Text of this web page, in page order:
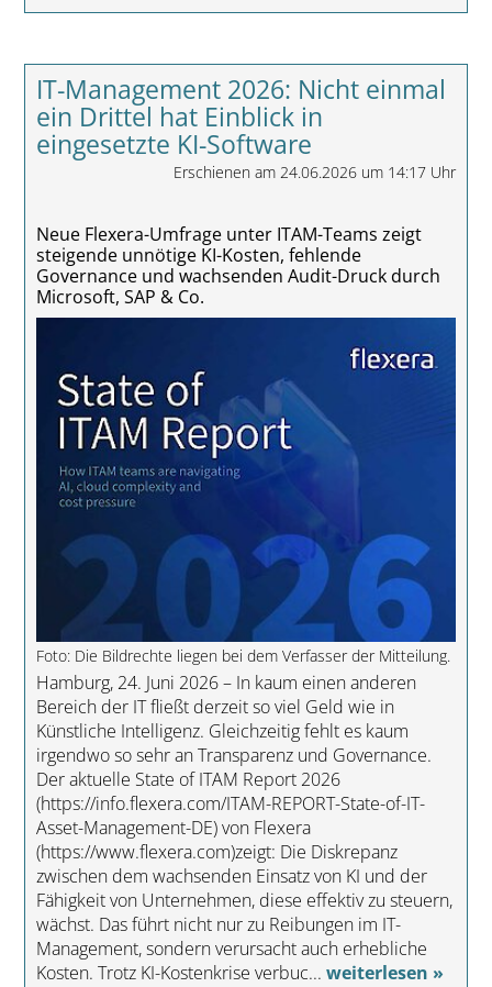
IT-Management 2026: Nicht einmal
ein Drittel hat Einblick in
eingesetzte KI-Software
Erschienen am 24.06.2026 um 14:17 Uhr
Neue Flexera-Umfrage unter ITAM-Teams zeigt
steigende unnötige KI-Kosten, fehlende
Governance und wachsenden Audit-Druck durch
Microsoft, SAP & Co.
Foto: Die Bildrechte liegen bei dem Verfasser der Mitteilung.
Hamburg, 24. Juni 2026 – In kaum einen anderen
Bereich der IT fließt derzeit so viel Geld wie in
Künstliche Intelligenz. Gleichzeitig fehlt es kaum
irgendwo so sehr an Transparenz und Governance.
Der aktuelle State of ITAM Report 2026
(https://info.flexera.com/ITAM-REPORT-State-of-IT-
Asset-Management-DE) von Flexera
(https://www.flexera.com)zeigt: Die Diskrepanz
zwischen dem wachsenden Einsatz von KI und der
Fähigkeit von Unternehmen, diese effektiv zu steuern,
wächst. Das führt nicht nur zu Reibungen im IT-
Management, sondern verursacht auch erhebliche
Kosten. Trotz KI-Kostenkrise verbuc... weiterlesen »